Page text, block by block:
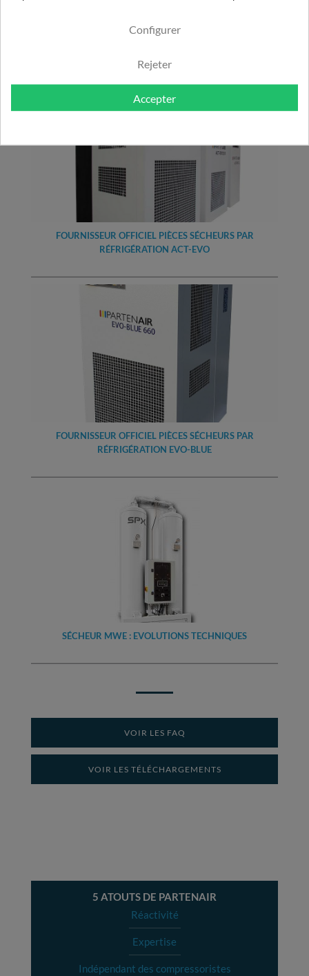
FOURNISSEUR OFFICIEL PIÈCES SÉCHEURS PAR
RÉFRIGÉRATION ACT-EVO
FOURNISSEUR OFFICIEL PIÈCES SÉCHEURS PAR
RÉFRIGÉRATION EVO-BLUE
SÉCHEUR MWE : EVOLUTIONS TECHNIQUES
VOIR LES FAQ
VOIR LES TÉLÉCHARGEMENTS
5 ATOUTS DE PARTENAIR
Réactivité
Expertise
Indépendant des compressoristes
Configurer
Rejeter
Accepter